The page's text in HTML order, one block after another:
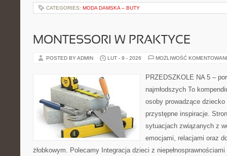
CATEGORIES: MODA DAMSKA – BUTY
MONTESSORI W PRAKTYCE
POSTED BY ADMIN LUT - 9 - 2026 MOŻLIWOŚĆ
PRZEDSZKOLE NA 5 –
najmłodszych To
osoby prowadzące dziecko
przystępne inspiracje.
sytuacjach związanych z
emocjami, relacjami oraz
żłobkowym. Polecamy Integracja dzieci z